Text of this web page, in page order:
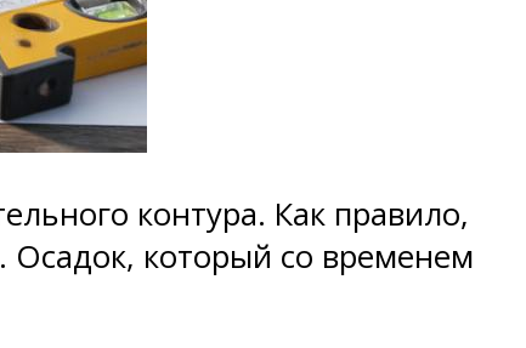
контура. Как правило,
Осадок, который со временем